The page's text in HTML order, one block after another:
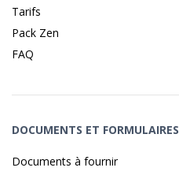
Tarifs
Pack Zen
FAQ
DOCUMENTS ET FORMULAIRES
Documents à fournir